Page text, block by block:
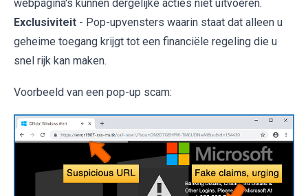
webpagina's kunnen dergelijke acties niet uitvoeren.
Exclusiviteit - Pop-upvensters waarin staat dat alleen u
geheime toegang krijgt tot een financiële regeling die u
snel rijk kan maken.
Voorbeeld van een pop-up scam: